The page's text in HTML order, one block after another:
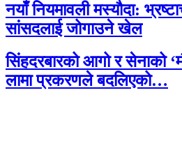
नयाँ नियमावली मस्यौदा:
सांसदलाई जोगाउने खेल
सिंहदरबारको आगो र सेनाको
लामा प्रकरणले बदलिएको…